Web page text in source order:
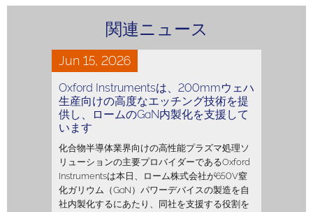
関連ニュース
Jun 15, 2026
Oxford Instrumentsは、200mmウェハ
生産向けの高度なエッチング技術を提
供し、ロームのGaN内製化を支援して
います
化合物半導体業界向けの高性能プラズマ処理ソ
リューションの主要プロバイダーであるOxford
Instrumentsは本日、ローム株式会社が650V窒
化ガリウム（GaN）パワーデバイスの製造を自
社内製化するにあたり、同社を支援する役割を